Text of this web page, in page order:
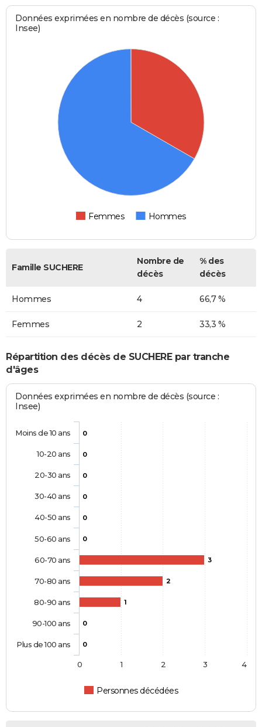
Données exprimées en nombre de décès (source :
Insee)
Femmes Hommes
Famille SUCHERE
Nombre de
décès
% des
décès
Hommes 4 66,7 %
Femmes 2 33,3 %
Répartition des décès de SUCHERE par tranche
d'âges
Données exprimées en nombre de décès (source :
Insee)
0
0
0
0
0
0
3
2
1
0
0
Personnes décédées
Moins de 10 ans
10-20 ans
20-30 ans
30-40 ans
40-50 ans
50-60 ans
60-70 ans
70-80 ans
80-90 ans
90-100 ans
Plus de 100 ans
0 1 2 3 4